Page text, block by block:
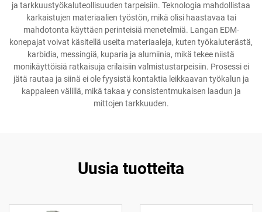
ja tarkkuustyökaluteollisuuden tarpeisiin. Teknologia mahdollistaa
karkaistujen materiaalien työstön, mikä olisi haastavaa tai
mahdotonta käyttäen perinteisiä menetelmiä. Langan EDM-
konepajat voivat käsitellä useita materiaaleja, kuten työkaluterästä,
karbidia, messingiä, kuparia ja alumiinia, mikä tekee niistä
monikäyttöisiä ratkaisuja erilaisiin valmistustarpeisiin. Prosessi ei
jätä rautaa ja siinä ei ole fyysistä kontaktia leikkaavan työkalun ja
kappaleen välillä, mikä takaa y consistentmukaisen laadun ja
mittojen tarkkuuden.
Uusia tuotteita